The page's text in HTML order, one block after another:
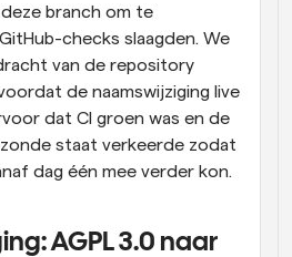
branch om te
checks slaagden. We
van de repository
de naamswijziging live
dat CI groen was en de
staat verkeerde zodat
dag één mee verder kon.
AGPL 3.0 naar